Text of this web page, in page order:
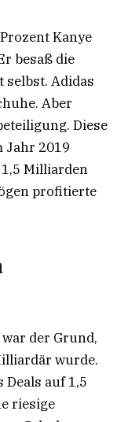
Kanye
besaß die
selbst. Adidas
Aber
Diese
Jahr 2019
Milliarden
profitierte
der Grund,
wurde.
auf 1,5
riesige